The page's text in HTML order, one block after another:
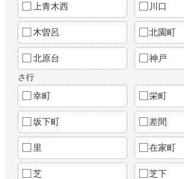
上青木西 川口
木曽呂 北園町
北原台 神戸
さ行
幸町 栄町
坂下町 差間
里 在家町
芝 芝下